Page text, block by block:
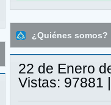
¿Quiénes somos?
22 de Enero
Vistas: 97881